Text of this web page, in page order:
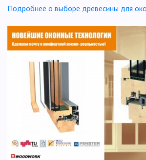
Подробнее о выборе древесины для